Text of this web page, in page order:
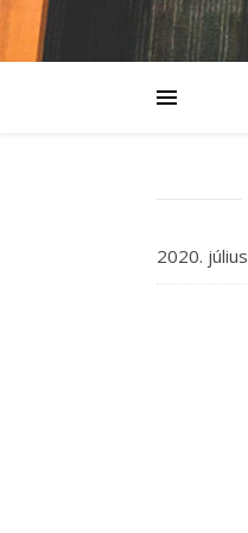
2020. július